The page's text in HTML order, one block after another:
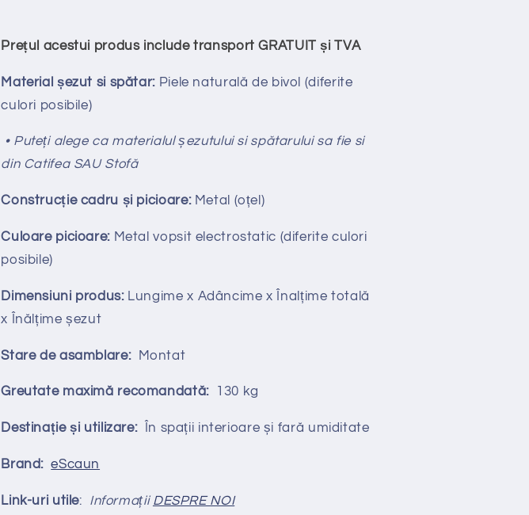
Prețul acestui produs include transport GRATUIT și TVA
Material șezut si spătar: Piele naturală de bivol (diferite
culori posibile)
• Puteți alege ca materialul șezutului si spătarului sa fie si
din Catifea SAU Stofă
Construcție cadru și picioare:Metal (oțel)
Culoare picioare: Metal vopsit electrostatic (diferite culori
posibile)
Dimensiuni produs:Lungime x Adâncime x Înalțime totală
x Înălțime șezut
Stare de asamblare: Montat
Greutate maximă recomandată: 130 kg
Destinație și utilizare:În spații interioare și fară umiditate
Brand:eScaun
Link-uri utile: Informații DESPRE NOI